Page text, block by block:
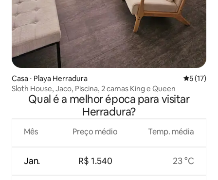
Casa ⋅ Playa Herradura 5 de uma
5 (17)
Sloth House, Jaco, Piscina, 2 camas King e Queen
Qual é a melhor época para visitar
Herradura?
Mês
Jan.
Preço médio
R$ 1.540
Temp. média
23 °C